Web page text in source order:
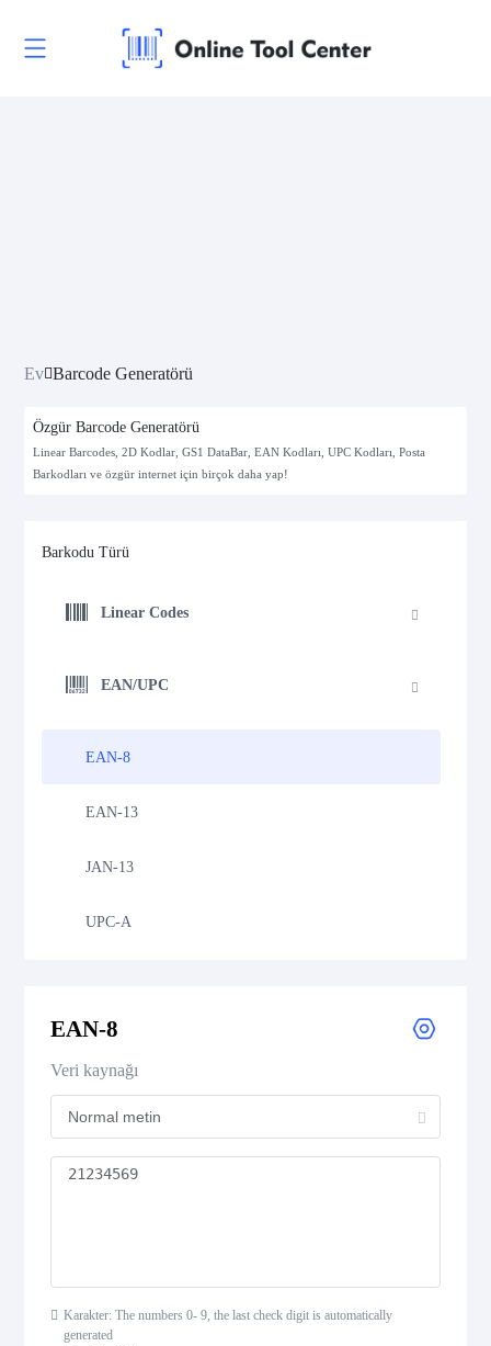
Ev Barcode Generatörü
Özgür Barcode Generatörü
Linear Barcodes, 2D Kodlar, GS1 DataBar, EAN Kodları, UPC Kodları, Posta
Barkodları ve özgür internet için birçok daha yap!
Barkodu Türü
Linear Codes
EAN/UPC
EAN-8
EAN-13
JAN-13
UPC-A
UPC Supplemental 2-Digit
EAN-8
Veri kaynağı
Karakter: The numbers 0- 9, the last check digit is automatically
generated